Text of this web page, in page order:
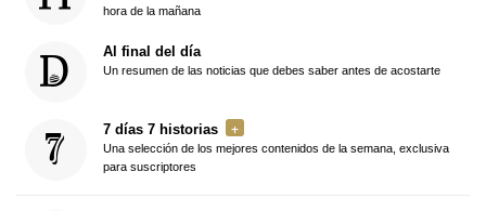
hora de la mañana
Al final del día
Un resumen de las noticias que debes saber antes de acostarte
7 días 7 historias
Una selección de los mejores contenidos de la semana, exclusiva
para suscriptores